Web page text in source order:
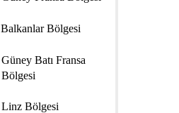
Balkanlar Bölgesi
Güney Batı Fransa
Bölgesi
Linz Bölgesi